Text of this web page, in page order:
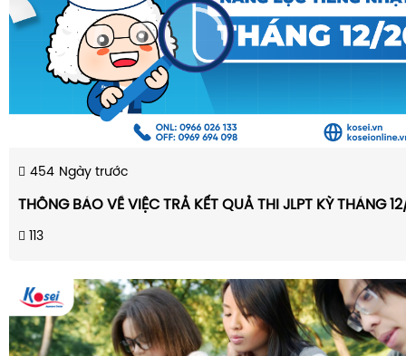
454 Ngày trước
THÔNG BÁO VỀ VIỆC TRẢ KẾT QUẢ THI JLPT KỲ THÁNG
113